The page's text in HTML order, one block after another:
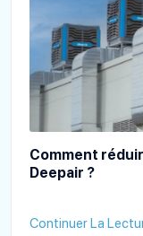
Comment
Deepair ?
Continuer La